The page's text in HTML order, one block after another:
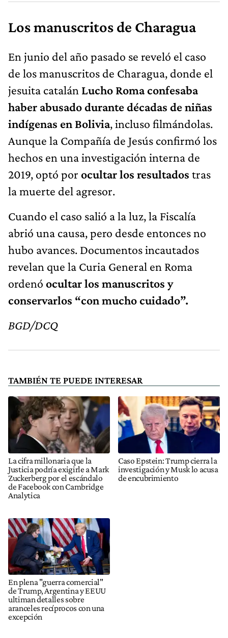
Los manuscritos de Charagua
En junio del año pasado se reveló el caso
de los manuscritos de Charagua, donde el
jesuita catalán Lucho Romaconfesaba
haber abusado durante décadas de niñas
indígenas en Bolivia, incluso filmándolas.
Aunque la Compañía de Jesús confirmó los
hechos en una investigación interna de
2019, optó por ocultar los resultados tras
la muerte del agresor.
Cuando el caso salió a la luz, la Fiscalía
abrió una causa, pero desde entonces no
hubo avances. Documentos incautados
revelan que la Curia General en Roma
ordenó ocultar los manuscritos y
conservarlos “con mucho cuidado”.
BGD/DCQ
TAMBIÉN TE PUEDE INTERESAR
La cifra millonaria que la
Justicia podría exigirle a Mark
Zuckerberg por el escándalo
de Facebook con Cambridge
Analytica
Caso Epstein: Trump cierra la
investigación y Musk lo acusa
de encubrimiento
En plena "guerra comercial"
de Trump, Argentina y EEUU
ultiman detalles sobre
aranceles recíprocos con una
excepción